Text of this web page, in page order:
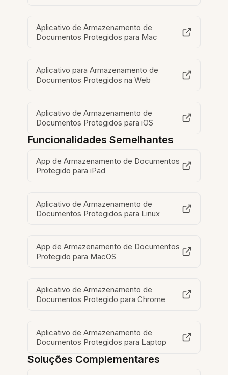
Aplicativo de Armazenamento de
Documentos Protegidos para Mac
Aplicativo para Armazenamento de
Documentos Protegidos na Web
Aplicativo de Armazenamento de
Documentos Protegidos para iOS
Funcionalidades Semelhantes
App de Armazenamento de Documentos
Protegido para iPad
Aplicativo de Armazenamento de
Documentos Protegidos para Linux
App de Armazenamento de Documentos
Protegido para MacOS
Aplicativo de Armazenamento de
Documentos Protegido para Chrome
Aplicativo de Armazenamento de
Documentos Protegidos para Laptop
Soluções Complementares